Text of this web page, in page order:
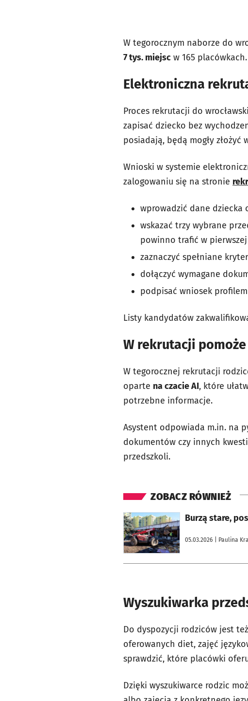
W tegorocznym naborze do
7 tys. miejsc w 165 placówkach.
Elektroniczna
Proces rekrutacji do
zapisać dziecko bez
posiadają, będą mogły
Wnioski w systemie
zalogowaniu się na stronie
wprowadzić dane dziecka
wskazać trzy wybrane
powinno trafić w
zaznaczyć spełniane
dołączyć wymagane
podpisać wniosek
Listy kandydatów
W rekrutacji
W tegorocznej rekrutacji
oparte na czacie AI, które
potrzebne informacje.
Asystent odpowiada m.in. na
dokumentów czy innych
przedszkoli.
ZOBACZ RÓWNIEŻ
Burzą stare,
05.03.2026 | Paulina
otworzy się w nowej karcie
Wyszukiwarka
Do dyspozycji rodziców jest
oferowanych diet, zajęć
sprawdzić, które placówki
Dzięki wyszukiwarce rodzic